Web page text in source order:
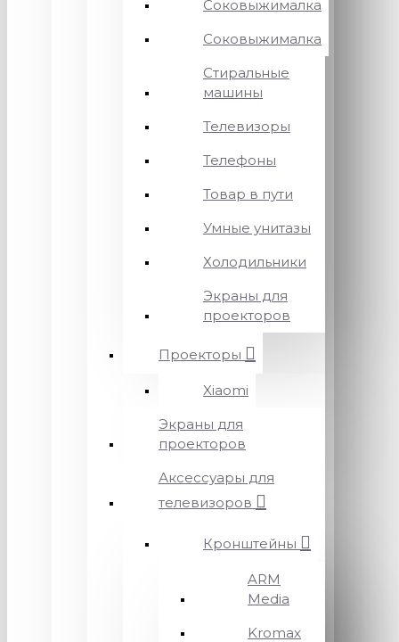
Соковыжималка
Соковыжималка
Стиральные
машины
Телевизоры
Телефоны
Товар в пути
Умные унитазы
Холодильники
Экраны для
проекторов
Проекторы
Xiaomi
Экраны для
проекторов
Аксессуары для
телевизоров
Кронштейны
ARM
Media
Kromax